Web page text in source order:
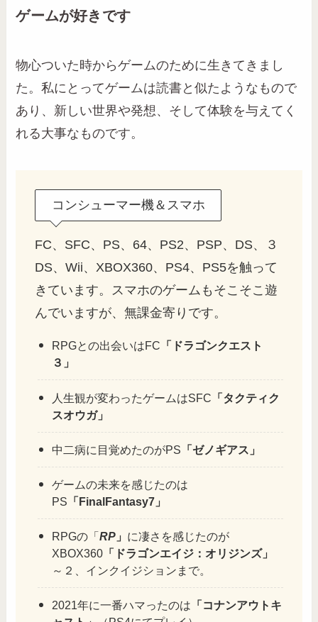
ゲームが好きです
物心ついた時からゲームのために生きてきまし
た。私にとってゲームは読書と似たようなもので
あり、新しい世界や発想、そして体験を与えてく
れる大事なものです。
コンシューマー機＆スマホ
FC、SFC、PS、64、PS2、PSP、DS、３
DS、Wii、XBOX360、PS4、PS5を触って
きています。スマホのゲームもそこそこ遊
んでいますが、無課金寄りです。
RPGとの出会いはFC 「ドラゴンクエスト
３」
人生観が変わったゲームはSFC 「タクティク
スオウガ」
中二病に目覚めたのがPS 「ゼノギアス」
ゲームの未来を感じたのは
PS 「FinalFantasy7」
RPGの「RP 」 に凄さを感じたのが
XBOX360 「ドラゴンエイジ：オリジンズ」
～２、インクイジションまで。
2021年に一番ハマったのは 「コナンアウトキ